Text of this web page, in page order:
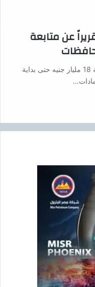
عن متابعة
كتبت ريهام إبراهيم اللواء هشام آمنة : اتاحة 18 مليار جنيه حتى بداية